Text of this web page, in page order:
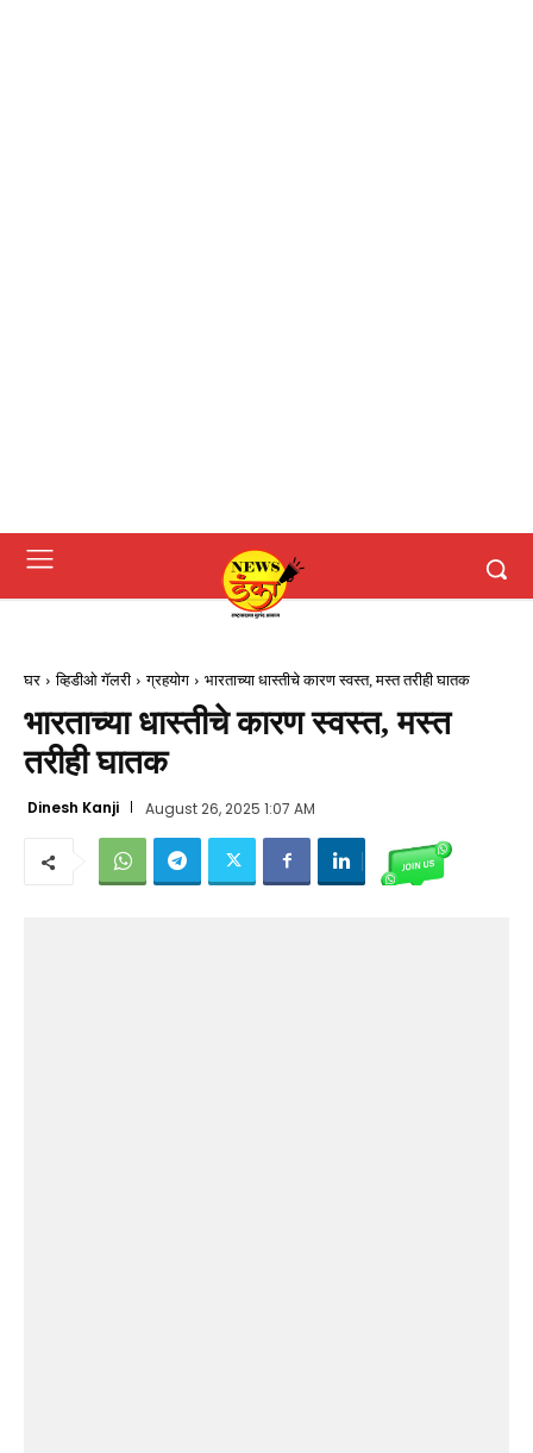
घर व्हिडीओ गॅलरी ग्रहयोग भारताच्या धास्तीचे कारण स्वस्त, मस्त तरीही घातक
भारताच्या धास्तीचे कारण स्वस्त, मस्त
तरीही घातक
Dinesh Kanji August 26, 2025 1:07 AM